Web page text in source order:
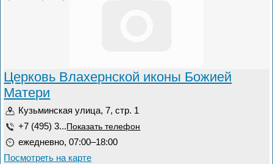
Церковь Влахернской иконы Божией
Матери
Кузьминская улица, 7, стр. 1
+7 (495) 3... Показать телефон
ежедневно, 07:00–18:00
Посмотреть на карте